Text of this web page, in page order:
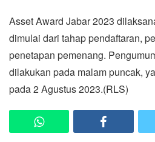
Asset Award Jabar 2023
dimulai dari tahap pendaftaran,
penetapan pemenang.
dilakukan pada malam puncak,
pada 2 Agustus 2023.(RLS)